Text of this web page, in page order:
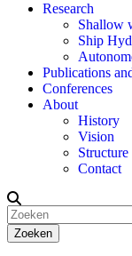
Research
Shallow
Ship
Publications
Conferences
About
History
Vision
Structure
Contact
Zoeken